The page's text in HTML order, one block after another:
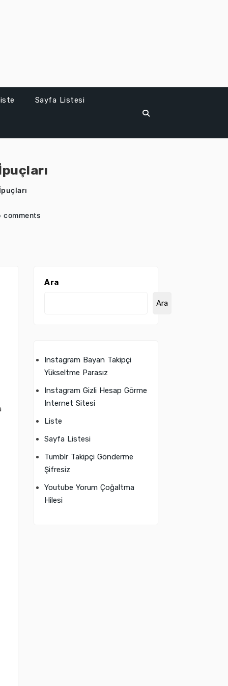
Sayfa Listesi
comments
Ara
Ara
Instagram Bayan Takipçi
Yükseltme Parasız
Instagram Gizli Hesap Görme
Internet Sitesi
Liste
Sayfa Listesi
Tumblr Takipçi Gönderme
Şifresiz
Youtube Yorum Çoğaltma
Hilesi